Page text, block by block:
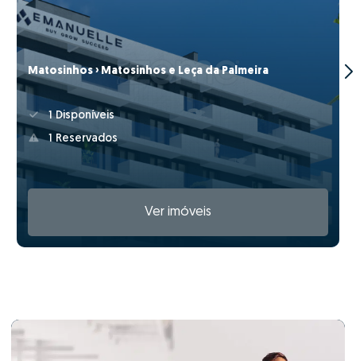
Matosinhos › Matosinhos e Leça da Palmeira
1 Disponíveis
1 Reservados
Ver imóveis